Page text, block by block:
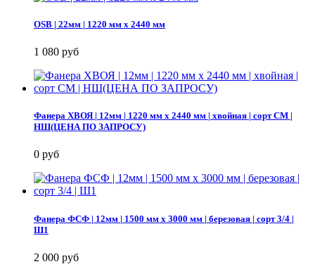
OSB | 22мм | 1220 мм х 2440 мм
1 080 руб
Фанера ХВОЯ | 12мм | 1220 мм х 2440 мм | хвойная | сорт СМ |
НШ(ЦЕНА ПО ЗАПРОСУ)
0 руб
Фанера ФСФ | 12мм | 1500 мм х 3000 мм | березовая | сорт 3/4 |
Ш1
2 000 руб